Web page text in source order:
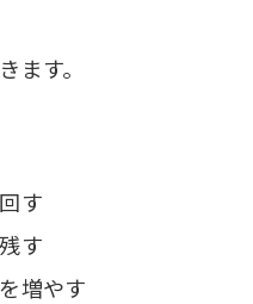
ます。
す
す
増やす